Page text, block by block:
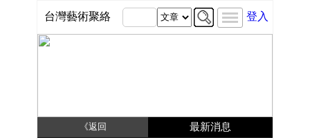
台灣藝術聚絡 登入
《返回 最新消息